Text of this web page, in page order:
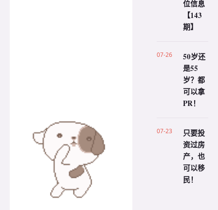
位信息
【143
期】
07-26
50岁还
是55
岁？都
可以拿
PR！
07-23
只要投
资过房
产，也
可以移
民！